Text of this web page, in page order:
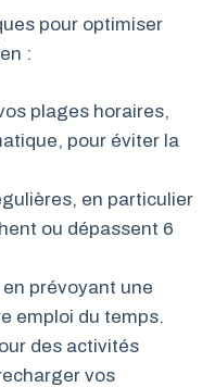
pour optimiser
:
plages horaires,
pour éviter la
en particulier
ou dépassent 6
prévoyant une
emploi du temps.
des activités
vos